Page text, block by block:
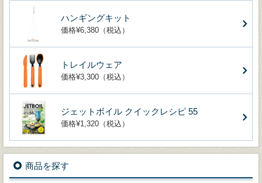
ハンギングキット
価格¥6,380（税込）
トレイルウェア
価格¥3,300（税込）
ジェットボイル クイックレシピ 55
価格¥1,320（税込）
商品を探す